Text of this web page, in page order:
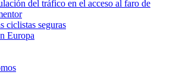
del tráfico en el acceso al faro de
ciclistas seguras
Europa